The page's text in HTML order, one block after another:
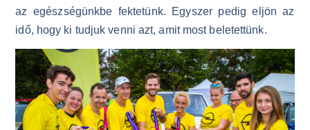
az egészségünkbe fektetünk. Egyszer pedig eljön az
idő, hogy ki tudjuk venni azt, amit most beletettünk.